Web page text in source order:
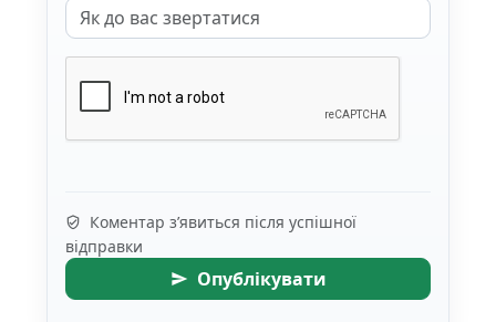
Коментар з’явиться після успішної
відправки
Опублікувати